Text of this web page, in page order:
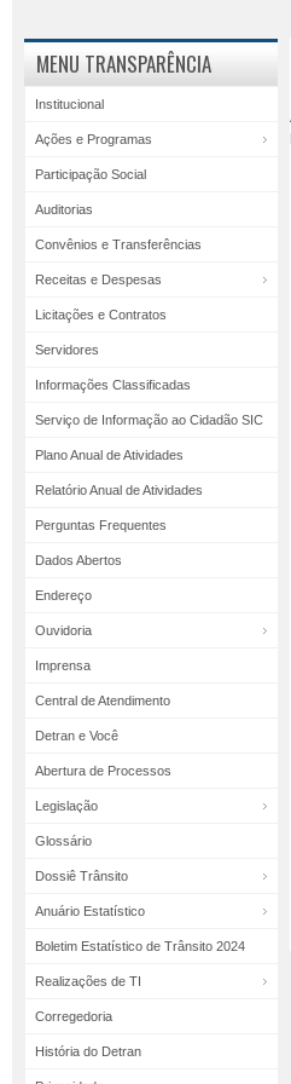
MENU TRANSPARÊNCIA
Institucional
Ações e Programas
Participação Social
Auditorias
Convênios e Transferências
Receitas e Despesas
Licitações e Contratos
Servidores
Informações Classificadas
Serviço de Informação ao Cidadão SIC
Plano Anual de Atividades
Relatório Anual de Atividades
Perguntas Frequentes
Dados Abertos
Endereço
Ouvidoria
Imprensa
Central de Atendimento
Detran e Você
Abertura de Processos
Legislação
Glossário
Dossiê Trânsito
Anuário Estatístico
Boletim Estatístico de Trânsito 2024
Realizações de TI
Corregedoria
História do Detran